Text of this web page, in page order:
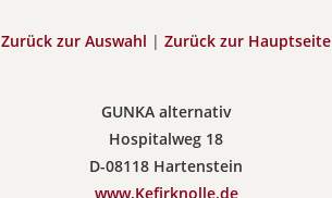
Zurück zur Auswahl | Zurück zur Hauptseite
GUNKA alternativ
Hospitalweg 18
D-08118 Hartenstein
www.Kefirknolle.de